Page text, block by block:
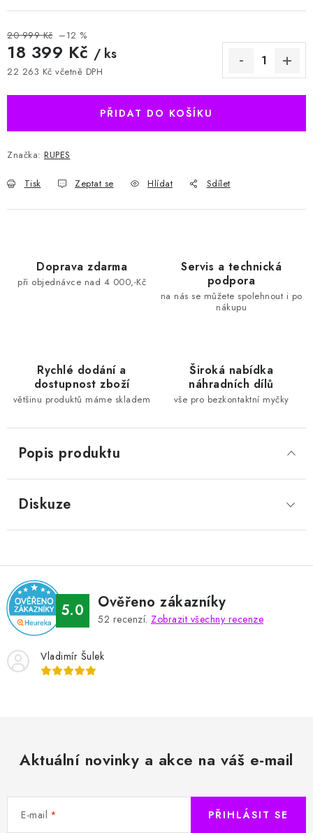
20 999 Kč –12 %
18 399 Kč / ks
22 263 Kč včetně DPH
PŘIDAT DO KOŠÍKU
Značka: RUPES
Tisk Zeptat se Hlídat Sdílet
Doprava zdarma
při objednávce nad 4 000,-Kč
Servis a technická
podpora
na nás se můžete spolehnout i po
nákupu
Rychlé dodání a
dostupnost zboží
většinu produktů máme skladem
Široká nabídka
náhradních dílů
vše pro bezkontaktní myčky
Popis produktu
Diskuze
5.0 Ověřeno zákazníky
52 recenzí. Zobrazit všechny recenze
Vladimír Šulek
Aktuální novinky a akce na váš e-mail
E-mail PŘIHLÁSIT SE